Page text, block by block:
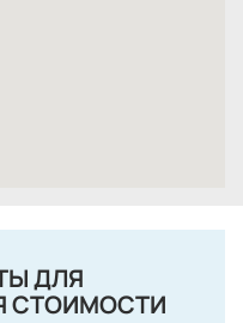
ДЛЯ
СТОИМОСТИ